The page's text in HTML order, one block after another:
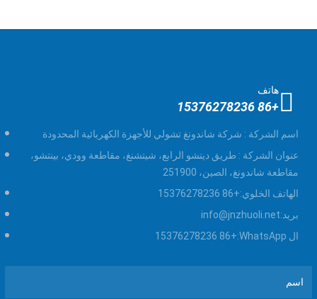
هاتف
+86 15376278236
اسم الشركة : شركة شاندونغ تشولي للأجهزة الكهربائية المحدودة
عنوان الشركة : طريق ديتشو الرابع، شيتشنغ، مقاطعة وودي، بينتشو،
مقاطعة شاندونغ، الصين، 251900
الهاتف الخلوي:+86 15376278236
بريد:info@jnzhuoli.net
ال WhatsApp:
+86 15376278236